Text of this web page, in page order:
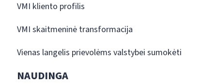
VMI kliento profilis
VMI skaitmeninė transformacija
Vienas langelis prievolėms valstybei sumokėti
NAUDINGA